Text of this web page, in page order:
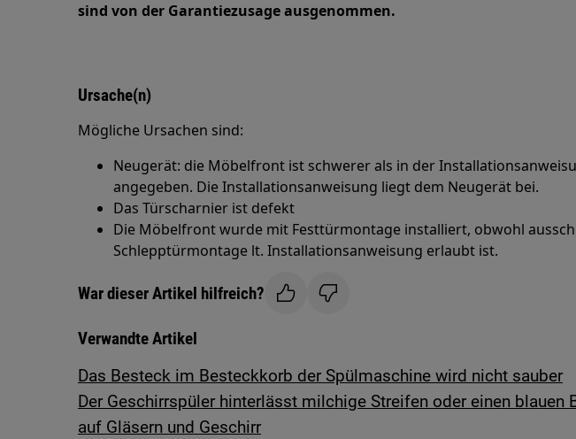
sind von der Garantiezusage ausgenommen.
Ursache(n)
Mögliche Ursachen sind:
Neugerät: die Möbelfront ist schwerer als in der
angegeben. Die Installationsanweisung liegt dem Neugerät bei.
Das Türscharnier ist defekt
Die Möbelfront wurde mit Festtürmontage installiert, obwohl
Schlepptürmontage lt. Installationsanweisung erlaubt ist.
War dieser Artikel hilfreich?
Verwandte Artikel
Das Besteck im Besteckkorb der Spülmaschine wird nicht sauber
Der Geschirrspüler hinterlässt milchige Streifen oder einen blauen
auf Gläsern und Geschirr